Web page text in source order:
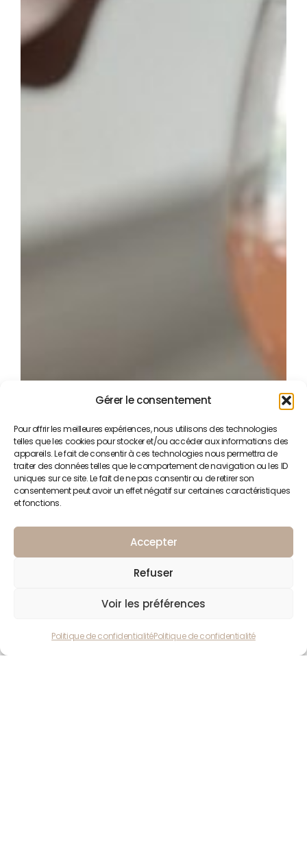
Gérer le consentement
Pour offrir les meilleures expériences, nous utilisons des technologies
telles que les cookies pour stocker et/ou accéder aux informations des
appareils. Le fait de consentir à ces technologies nous permettra de
traiter des données telles que le comportement de navigation ou les ID
uniques sur ce site. Le fait de ne pas consentir ou de retirer son
consentement peut avoir un effet négatif sur certaines caractéristiques
et fonctions.
Accepter
Refuser
Voir les préférences
Politique de confidentialitéPolitique de confidentialité